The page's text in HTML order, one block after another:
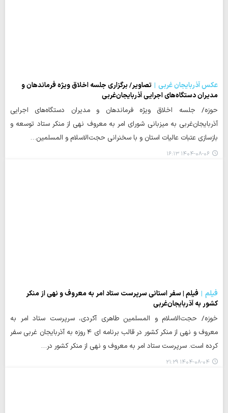
عکس آذربایجان غربی
تصاویر/ برگزاری جلسه اخلاق ویژه فرماندهان و
مدیران دستگاه‌های اجرایی آذربایجان‌غربی
حوزه/ جلسه اخلاق ویژه فرماندهان و مدیران دستگاه‌های اجرایی
آذربایجان‌غربی به میزبانی شورای امر به معروف نهی از منکر ستاد توسعه و
بازسازی عتبات عالیات استان و با سخنرانی حجت‌الاسلام و المسلمین…
۱۴۰۴-۰۸-۰۶ ۱۶:۱۳
فیلم
فیلم | سفر استانی سرپرست ستاد امر به معروف و نهی از منکر
کشور به آذربایجان‌غربی
خوزه/ حجت‌الاسلام و المسلمین طاهری آکردی، سرپرست ستاد امر به
معروف و نهی از منکر کشور در قالب برنامه ای ۴ روزه به آذربایجان غربی سفر
کرده است. سرپرست ستاد امر به معروف و نهی از منکر کشور در…
۱۴۰۴-۰۸-۰۴ ۲۱:۲۹